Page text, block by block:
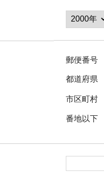
郵便番号
都道府県
市区町村
番地以下